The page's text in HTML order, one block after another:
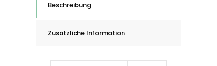
Beschreibung
Zusätzliche Information